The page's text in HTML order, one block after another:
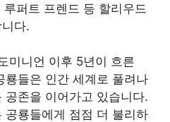
퍼트 프렌드 등 할리우드
다.
미니언 이후 5년이 흐른
룡들은 인간 세계로 풀려나
공존을 이어가고 있습니다.
공룡들에게 점점 더 불리하